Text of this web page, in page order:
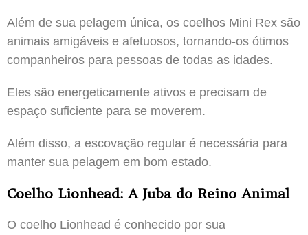
Além de sua pelagem única, os coelhos Mini Rex são
animais amigáveis e afetuosos, tornando-os ótimos
companheiros para pessoas de todas as idades.
Eles são energeticamente ativos e precisam de
espaço suficiente para se moverem.
Além disso, a escovação regular é necessária para
manter sua pelagem em bom estado.
Coelho Lionhead: A Juba do Reino Animal
O coelho Lionhead é conhecido por sua